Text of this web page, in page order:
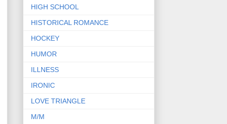
HIGH SCHOOL
HISTORICAL ROMANCE
HOCKEY
HUMOR
ILLNESS
IRONIC
LOVE TRIANGLE
M/M